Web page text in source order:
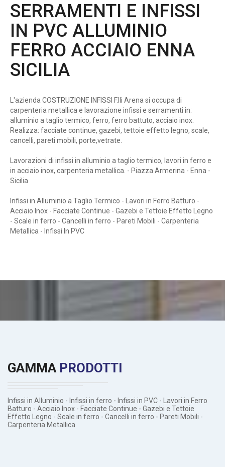
SERRAMENTI E INFISSI
IN PVC ALLUMINIO
FERRO ACCIAIO ENNA
SICILIA
L'azienda COSTRUZIONE INFISSI F.lli Arena si occupa di
carpenteria metallica e lavorazione infissi e serramenti in:
alluminio a taglio termico, ferro, ferro battuto, acciaio inox.
Realizza: facciate continue, gazebi, tettoie effetto legno, scale,
cancelli, pareti mobili, porte,vetrate.
Lavorazioni di infissi in alluminio a taglio termico, lavori in ferro e
in acciaio inox, carpenteria metallica. - Piazza Armerina - Enna -
Sicilia
Infissi in Alluminio a Taglio Termico - Lavori in Ferro Batturo -
Acciaio Inox - Facciate Continue - Gazebi e Tettoie Effetto Legno
- Scale in ferro - Cancelli in ferro - Pareti Mobili - Carpenteria
Metallica - Infissi In PVC
GAMMA PRODOTTI
Infissi in Alluminio - Infissi in ferro - Infissi in PVC - Lavori in Ferro
Batturo - Acciaio Inox - Facciate Continue - Gazebi e Tettoie
Effetto Legno - Scale in ferro - Cancelli in ferro - Pareti Mobili -
Carpenteria Metallica